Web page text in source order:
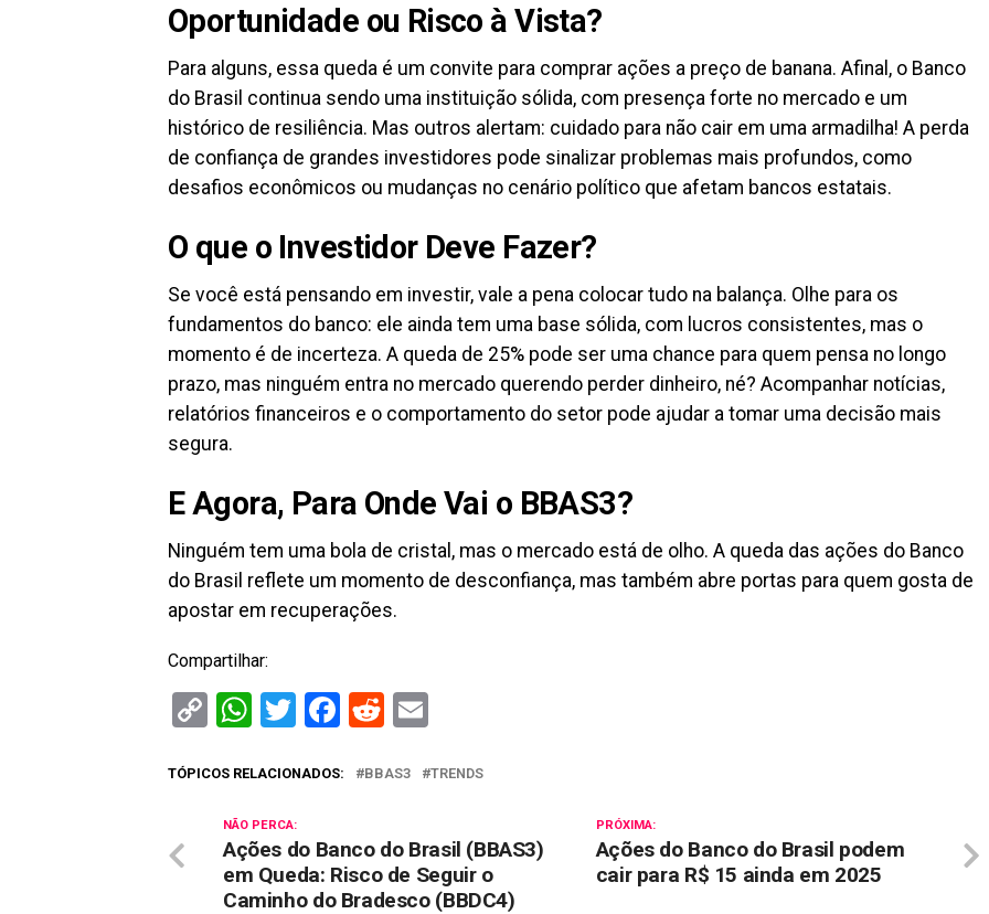
Oportunidade ou Risco à Vista?
Para alguns, essa queda é um convite para comprar ações a preço de banana. Afinal, o Banco
do Brasil continua sendo uma instituição sólida, com presença forte no mercado e um
histórico de resiliência. Mas outros alertam: cuidado para não cair em uma armadilha! A perda
de confiança de grandes investidores pode sinalizar problemas mais profundos, como
desafios econômicos ou mudanças no cenário político que afetam bancos estatais.
O que o Investidor Deve Fazer?
Se você está pensando em investir, vale a pena colocar tudo na balança. Olhe para os
fundamentos do banco: ele ainda tem uma base sólida, com lucros consistentes, mas o
momento é de incerteza. A queda de 25% pode ser uma chance para quem pensa no longo
prazo, mas ninguém entra no mercado querendo perder dinheiro, né? Acompanhar notícias,
relatórios financeiros e o comportamento do setor pode ajudar a tomar uma decisão mais
segura.
E Agora, Para Onde Vai o BBAS3?
Ninguém tem uma bola de cristal, mas o mercado está de olho. A queda das ações do Banco
do Brasil reflete um momento de desconfiança, mas também abre portas para quem gosta de
apostar em recuperações.
Compartilhar:
CopyWhatsApp
Twitter
Facebook
Reddit
TÓPICOS RELACIONADOS: BBAS3 TRENDS
PRÓXIMA:
Ações do Banco do Brasil podem
cair para R$ 15 ainda em 2025
NÃO PERCA:
Ações do Banco do Brasil (BBAS3)
em Queda: Risco de Seguir o
Caminho do Bradesco (BBDC4)